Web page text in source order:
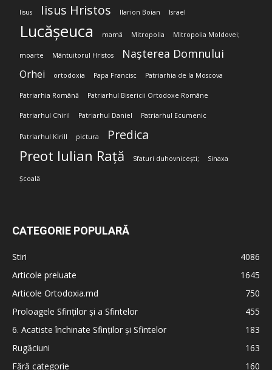
Iisus Iisus Hristos Ilarion Boian Israel
Lucășeuca mamă Mitropolia Mitropolia Moldovei;
moarte Mântuitorul Hristos Nașterea Domnului
Orhei ortodoxia Papa Francisc Patriarhia de la Moscova
Patriarhia Română Patriarhul Bisericii Ortodoxe Române
Patriarhul Chiril Patriarhul Daniel Patriarhul Ecumenic
Patriarhul Kirill pictura Predica
Preot Iulian Rață Sfaturi duhovnicești; Sinaxa
Școală
CATEGORIE POPULARĂ
Stiri
4086
Articole preluate
1645
Articole Ortodoxia.md
750
Proloagele Sfinților și a Sfintelor
455
6. Acatiste închinate Sfinților și Sfintelor
183
Rugăciuni
163
Fără categorie
160